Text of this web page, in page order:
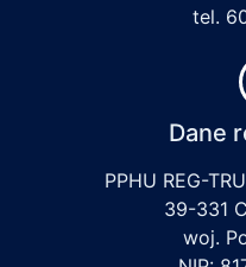
tel.
Dane
PPHU REG-
39-331
woj.